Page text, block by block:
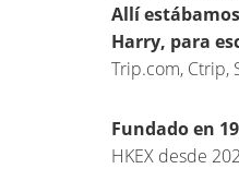
Allí
Harry, para
Trip.com, Ctrip,
Fundado en
HKEX desde